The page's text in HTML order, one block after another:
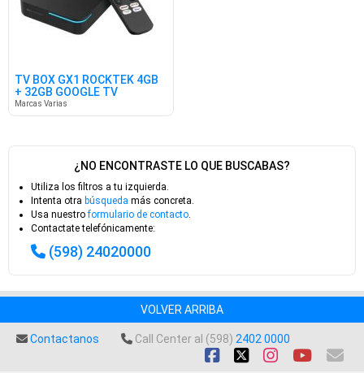
TV BOX GX1 ROCKTEK 4GB
+ 32GB GOOGLE TV
Marcas Varias
¿NO ENCONTRASTE LO QUE BUSCABAS?
Utiliza los filtros a tu izquierda.
Intenta otra búsqueda más concreta.
Usa nuestroformulario de contacto.
Contactate telefónicamente:
(598) 24020000
VOLVER ARRIBA
Contactanos Call Center al (598) 2402 0000